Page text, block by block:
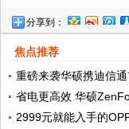
分享到：
焦点推荐
重磅来袭华硕携迪信
省电更高效 华硕
2999元就能入手的